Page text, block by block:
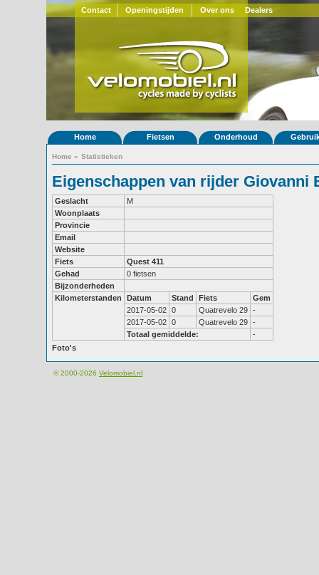
Contact Openingstijden Over ons Dealers
Home Fietsen Onderhoud
Home » Statistieken
Eigenschappen van rijder Giovanni
Geslacht
M
Woonplaats
Provincie
Email
Website
Fiets
Quest 411
Gehad
0 fietsen
Bijzonderheden
Kilometerstanden
Datum Stand Fiets
Gem
2017-05-02 0 Quatrevelo 29 -
2017-05-02 0 Quatrevelo 29 -
Totaal gemiddelde:
-
Foto's
© 2000-2026 Velomobiel.nl